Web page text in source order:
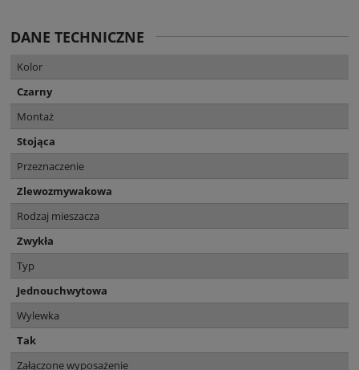
DANE TECHNICZNE
Kolor
Czarny
Montaż
Stojąca
Przeznaczenie
Zlewozmywakowa
Rodzaj mieszacza
Zwykła
Typ
Jednouchwytowa
Wylewka
Tak
Załączone wyposażenie